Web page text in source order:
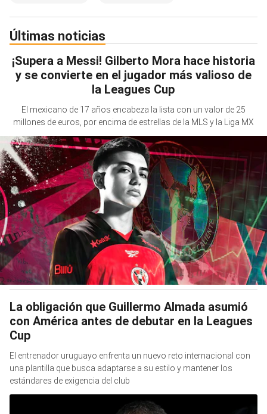
Últimas noticias
¡Supera a Messi! Gilberto Mora hace historia
y se convierte en el jugador más valioso de
la Leagues Cup
El mexicano de 17 años encabeza la lista con un valor de 25
millones de euros, por encima de estrellas de la MLS y la Liga MX
La obligación que Guillermo Almada asumió
con América antes de debutar en la Leagues
Cup
El entrenador uruguayo enfrenta un nuevo reto internacional con
una plantilla que busca adaptarse a su estilo y mantener los
estándares de exigencia del club